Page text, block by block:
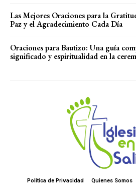
Las Mejores Oraciones para la
Paz y el Agradecimiento Cada Día
Oraciones para Bautizo: Una guía
significado y espiritualidad en la
Politica de Privacidad Quienes Somos